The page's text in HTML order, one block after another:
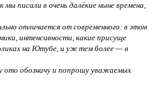
писали в очень далёкие ныне времена,
отличается от современного: в этом
интенсивности, какие присуще
на Ютубе, и уж тем более — в
ото обозначу и попрошу уважаемых